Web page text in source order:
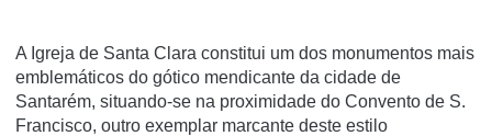
A Igreja de Santa Clara constitui um dos monumentos mais
emblemáticos do gótico mendicante da cidade de
Santarém, situando-se na proximidade do Convento de S.
Francisco, outro exemplar marcante deste estilo